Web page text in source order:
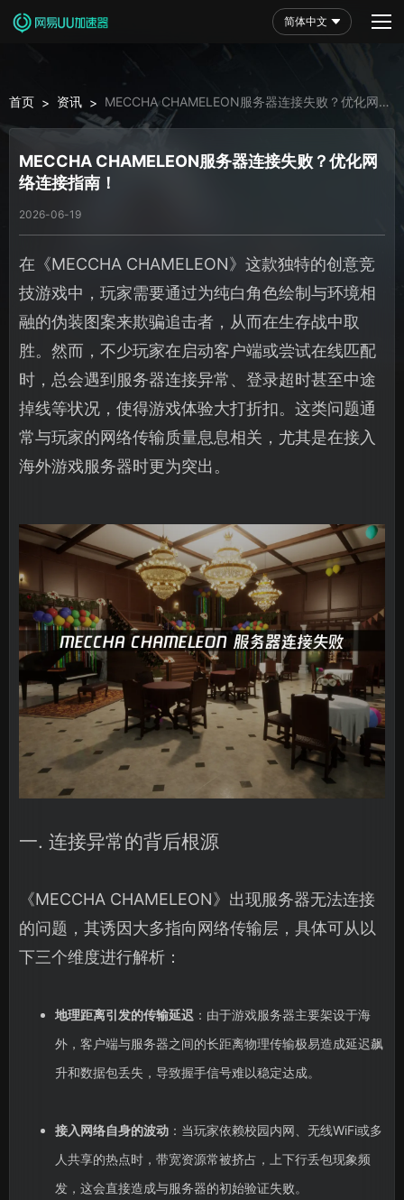
简体中文
首页 > 资讯 > MECCHA CHAMELEON服务器连接失败？优化网
络连接指南！
MECCHA CHAMELEON服务器连接失败？优化网
络连接指南！
2026-06-19
在《MECCHA CHAMELEON》这款独特的创意竞
技游戏中，玩家需要通过为纯白角色绘制与环境相
融的伪装图案来欺骗追击者，从而在生存战中取
胜。然而，不少玩家在启动客户端或尝试在线匹配
时，总会遇到服务器连接异常、登录超时甚至中途
掉线等状况，使得游戏体验大打折扣。这类问题通
常与玩家的网络传输质量息息相关，尤其是在接入
海外游戏服务器时更为突出。
一. 连接异常的背后根源
《MECCHA CHAMELEON》出现服务器无法连接
的问题，其诱因大多指向网络传输层，具体可从以
下三个维度进行解析：
地理距离引发的传输延迟 ：由于游戏服务器主要架设于海
外，客户端与服务器之间的长距离物理传输极易造成延迟飙
升和数据包丢失，导致握手信号难以稳定达成。
接入网络自身的波动：当玩家依赖校园内网、无线WiFi或多
人共享的热点时，带宽资源常被挤占，上下行丢包现象频
发，这会直接造成与服务器的初始验证失败。